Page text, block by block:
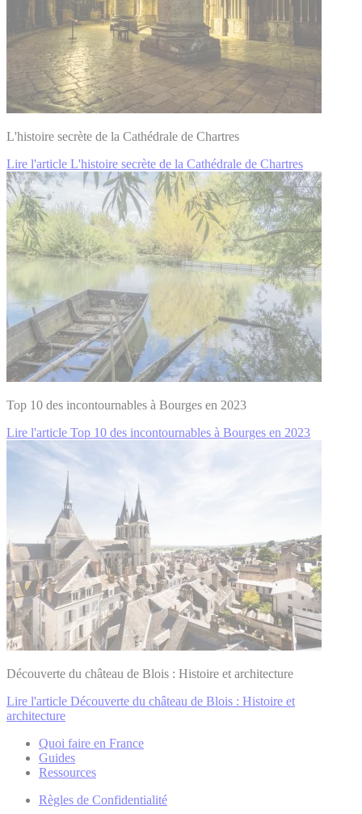
L'histoire secrète de la Cathédrale de Chartres
Lire l'article L'histoire secrète de la Cathédrale de Chartres
Top 10 des incontournables à Bourges en 2023
Lire l'article Top 10 des incontournables à Bourges en 2023
Découverte du château de Blois : Histoire et architecture
Lire l'article Découverte du château de Blois : Histoire et
architecture
Quoi faire en France
Guides
Ressources
Règles de Confidentialité